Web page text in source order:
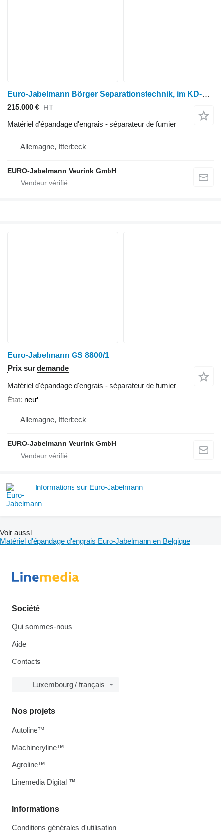
Euro-Jabelmann Börger Separationstechnik, im KD-Auftrag
215.000 € HT
Matériel d'épandage d'engrais - séparateur de fumier
Allemagne, Itterbeck
EURO-Jabelmann Veurink GmbH
Euro-Jabelmann GS 8800/1
Prix sur demande
Matériel d'épandage d'engrais - séparateur de fumier
État neuf
Allemagne, Itterbeck
EURO-Jabelmann Veurink GmbH
Informations sur Euro-Jabelmann
Voir aussi
Matériel d'épandage d'engrais Euro-Jabelmann en Belgique
Société
Qui sommes-nous
Aide
Contacts
Luxembourg / français
Informations
Conditions générales d'utilisation
Nos projets
Autoline™
Machineryline™
Agroline™
Linemedia Digital ™